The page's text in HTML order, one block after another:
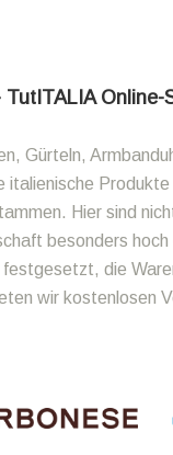
Online-
Gürteln,
Hier sind
besonders
die
wir kostenlosen